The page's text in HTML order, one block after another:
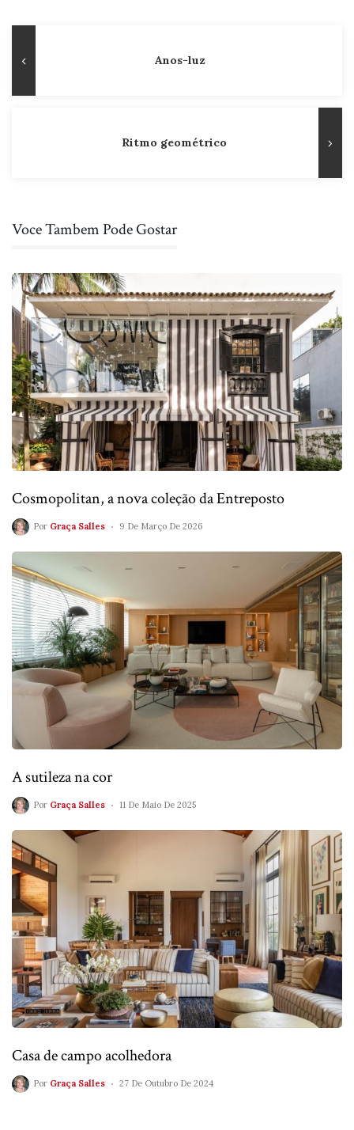
de
Post
Publicação
Anos-luz
Ritmo geométrico
Voce Tambem Pode Gostar
Cosmopolitan, a nova coleção da Entreposto
Por Graça Salles 9 De Março De 2026
A sutileza na cor
Por Graça Salles 11 De Maio De 2025
Casa de campo acolhedora
Por Graça Salles 27 De Outubro De 2024